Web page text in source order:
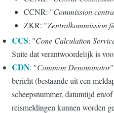
CCNR: "Commission
ZKR: "Zentralkommission
CCS: "Cone Calculation
Suite dat verantwoordelijk is
CDN: "Common Denominator
bericht (bestaande uit een
scheepsnummer, datumtijd en/
reismeldingen kunnen worden